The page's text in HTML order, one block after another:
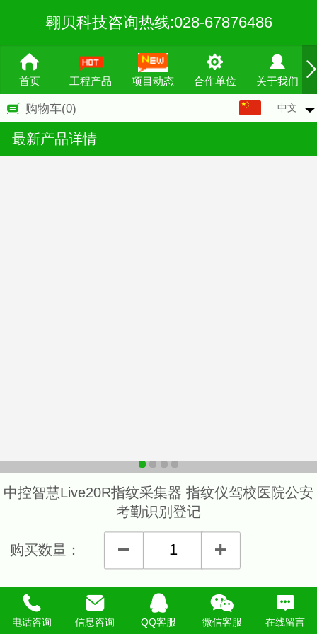
翱贝科技咨询热线:028-67876486
首页 工程产品 项目动态 合作单位 关于我们
购物车(0) 中文
最新产品详情
中控智慧Live20R指纹采集器 指纹仪驾校医院公安
考勤识别登记
购买数量：
详细说明
电话咨询 信息咨询 QQ客服 微信客服 在线留言